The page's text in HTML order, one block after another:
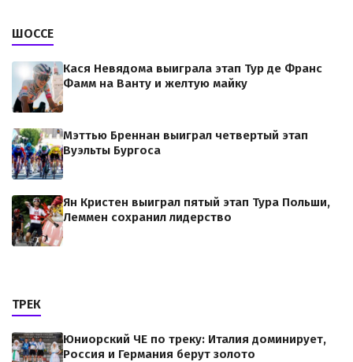
ШОССЕ
Кася Невядома выиграла этап Тур де Франс
Фамм на Ванту и желтую майку
Мэттью Бреннан выиграл четвертый этап
Вуэльты Бургоса
Ян Кристен выиграл пятый этап Тура Польши,
Леммен сохранил лидерство
ТРЕК
Юниорский ЧЕ по треку: Италия доминирует,
Россия и Германия берут золото